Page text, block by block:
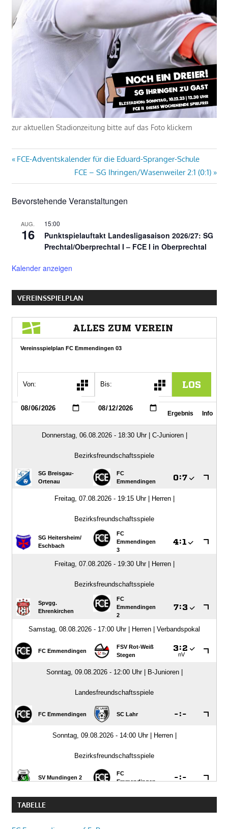
zur aktuellen Stadionzeitung bitte auf das Foto klickem
Beitragsnavigation
Vorheriger
FCE-Adventskalender für die Eduard-Spranger-Schule
Nächster
Beitrag:
FCE – SG Ihringen/​Wasenweiler 2:1 (0:1)
Bevorstehende Veranstaltungen
AUG.
16
15:00
Punktspielauftakt Landesligasaison 2026/27: SG
Prechtal/Oberprechtal I – FCE I in Oberprechtal
Kalender anzeigen
VEREINSSPIELPLAN
TABELLE